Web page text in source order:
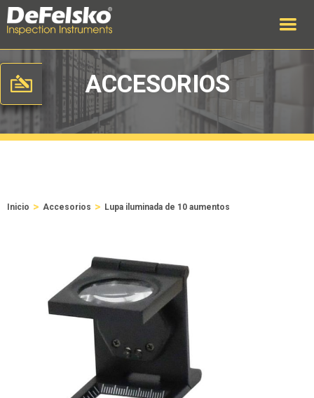
ACCESORIOS
Inicio > Accesorios > Lupa iluminada de 10 aumentos